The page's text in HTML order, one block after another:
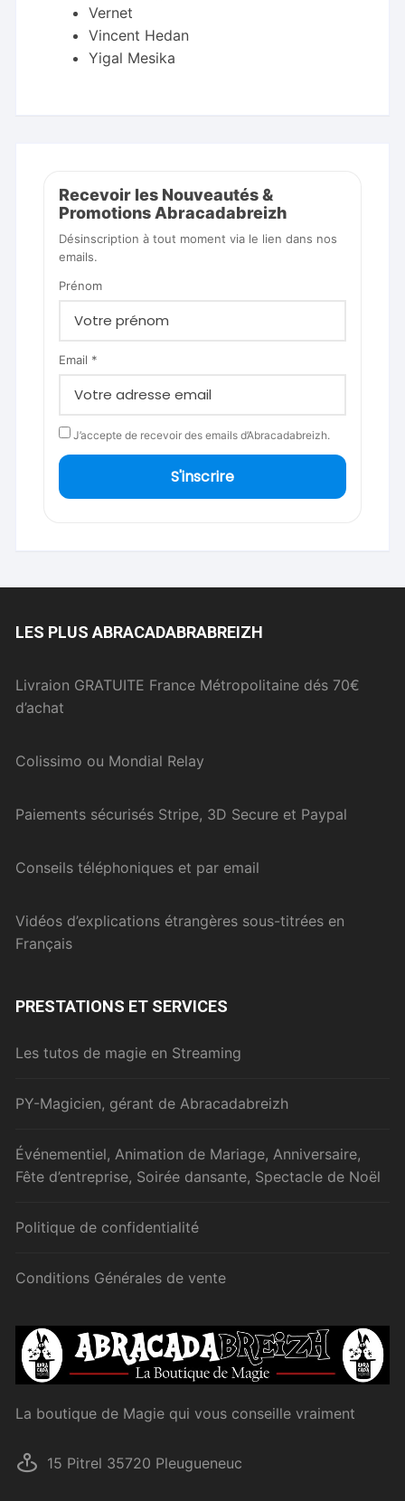
Vernet
Vincent Hedan
Yigal Mesika
Recevoir les Nouveautés &
Promotions Abracadabreizh
Désinscription à tout moment via le lien dans nos
emails.
Prénom
Email *
J’accepte de recevoir des emails d’Abracadabreizh.
S'inscrire
LES PLUS ABRACADABRABREIZH
Livraion GRATUITE France Métropolitaine dés 70€
d’achat
Colissimo ou Mondial Relay
Paiements sécurisés Stripe, 3D Secure et Paypal
Conseils téléphoniques et par email
Vidéos d’explications étrangères sous-titrées en
Français
PRESTATIONS ET SERVICES
Les tutos de magie en Streaming
PY-Magicien, gérant de Abracadabreizh
Événementiel, Animation de Mariage, Anniversaire,
Fête d’entreprise, Soirée dansante, Spectacle de Noël
Politique de confidentialité
Conditions Générales de vente
La boutique de Magie qui vous conseille vraiment
15 Pitrel 35720 Pleugueneuc